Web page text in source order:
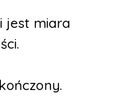
jest miara